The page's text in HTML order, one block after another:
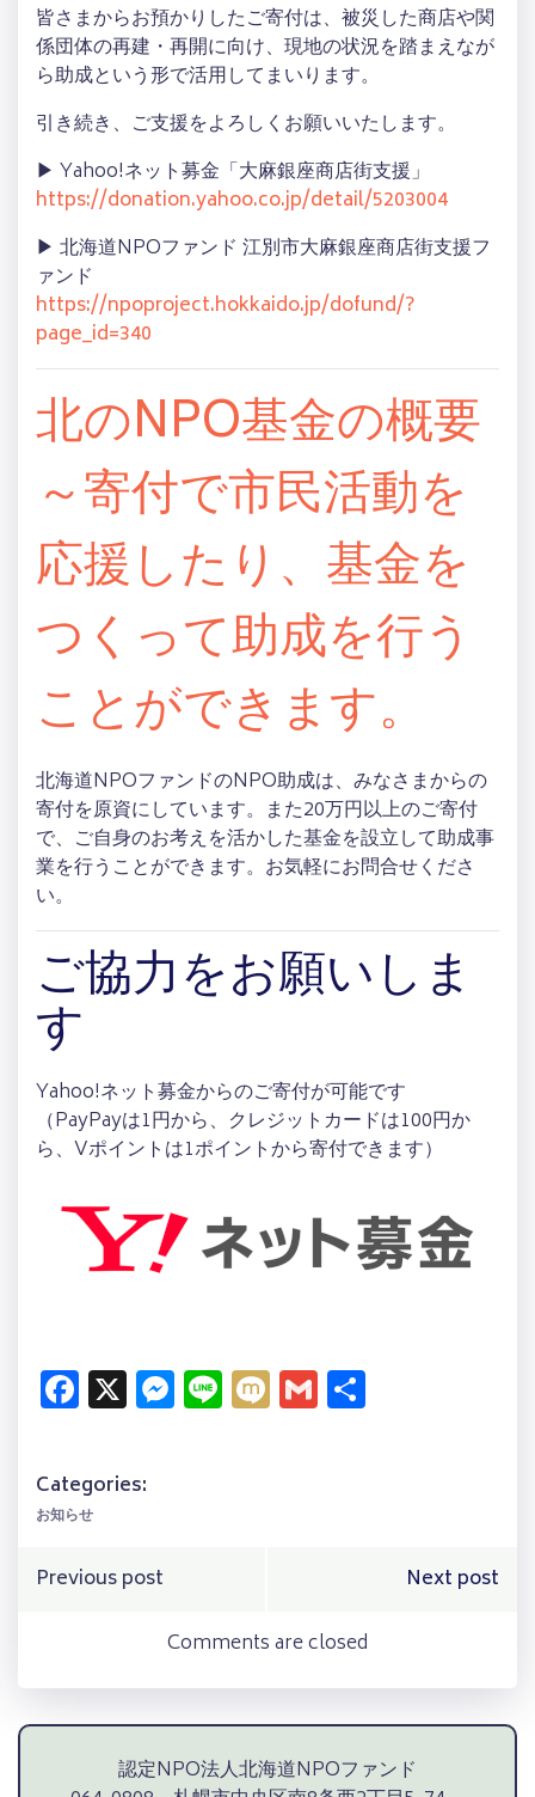
皆さまからお預かりしたご寄付は、被災した商店や関
係団体の再建・再開に向け、現地の状況を踏まえなが
ら助成という形で活用してまいります。
引き続き、ご支援をよろしくお願いいたします。
▶ Yahoo!ネット募金「大麻銀座商店街支援」
https://donation.yahoo.co.jp/detail/5203004
▶ 北海道NPOファンド 江別市大麻銀座商店街支援フ
ァンド
https://npoproject.hokkaido.jp/dofund/?
page_id=340
北のNPO基金の概要
～寄付で市民活動を
応援したり、基金を
つくって助成を行う
ことができます。
北海道NPOファンドのNPO助成は、みなさまからの
寄付を原資にしています。また20万円以上のご寄付
で、ご自身のお考えを活かした基金を設立して助成事
業を行うことができます。お気軽にお問合せくださ
い。
ご協力をお願いしま
す
Yahoo!ネット募金からのご寄付が可能です
（PayPayは1円から、クレジットカードは100円か
ら、Vポイントは1ポイントから寄付できます）
Facebook
X Messenger
LineMixiGmail
Categories:
お知らせ
Post
navigation
Previous post
navigation
Next post
Comments are closed
認定NPO法人北海道NPOファンド